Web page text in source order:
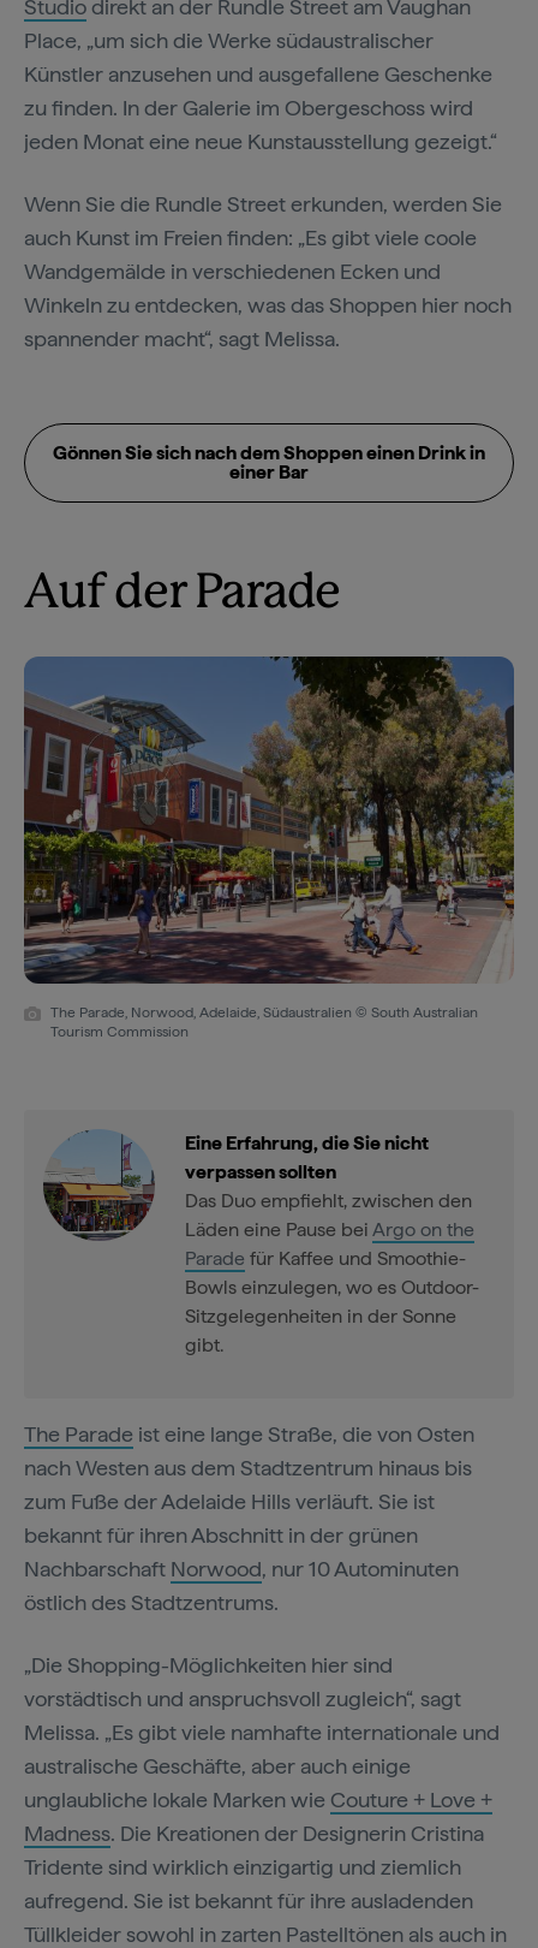
Studiodirekt an der Rundle Street am Vaughan
Place, „um sich die Werke südaustralischer
Künstler anzusehen und ausgefallene Geschenke
zu finden. In der Galerie im Obergeschoss wird
jeden Monat eine neue Kunstausstellung gezeigt.“
Wenn Sie die Rundle Street erkunden, werden Sie
auch Kunst im Freien finden: „Es gibt viele coole
Wandgemälde in verschiedenen Ecken und
Winkeln zu entdecken, was das Shoppen hier noch
spannender macht“, sagt Melissa.
Gönnen Sie sich nach dem Shoppen einen Drink in
einer Bar
Auf der Parade
The Parade, Norwood, Adelaide, Südaustralien © South Australian
Tourism Commission
Eine Erfahrung, die Sie nicht
verpassen sollten
Das Duo empfiehlt, zwischen den
Läden eine Pause bei Argo on the
Parade für Kaffee und Smoothie-
Bowls einzulegen, wo es Outdoor-
Sitzgelegenheiten in der Sonne
gibt.
The Parade ist eine lange Straße, die von Osten
nach Westen aus dem Stadtzentrum hinaus bis
zum Fuße der Adelaide Hills verläuft. Sie ist
bekannt für ihren Abschnitt in der grünen
Nachbarschaft Norwood, nur 10 Autominuten
östlich des Stadtzentrums.
„Die Shopping-Möglichkeiten hier sind
vorstädtisch und anspruchsvoll zugleich“, sagt
Melissa. „Es gibt viele namhafte internationale und
australische Geschäfte, aber auch einige
unglaubliche lokale Marken wie Couture + Love +
Madness. Die Kreationen der Designerin Cristina
Tridente sind wirklich einzigartig und ziemlich
aufregend. Sie ist bekannt für ihre ausladenden
Tüllkleider sowohl in zarten Pastelltönen als auch in